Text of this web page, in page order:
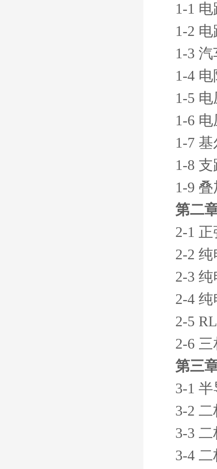
1-1
1-2
1-3
1-4
1-5
1-6
1-7
1-8
1-9
第二
2-1
2-2
2-3
2-4
2-5
2-6
第三
3-1
3-2
3-3
3-4